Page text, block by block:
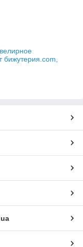
бижутерия.com,